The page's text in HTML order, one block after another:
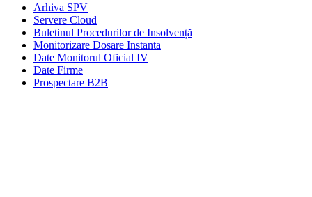
Arhiva SPV
Servere Cloud
Buletinul Procedurilor de Insolvență
Monitorizare Dosare Instanta
Date Monitorul Oficial IV
Date Firme
Prospectare B2B